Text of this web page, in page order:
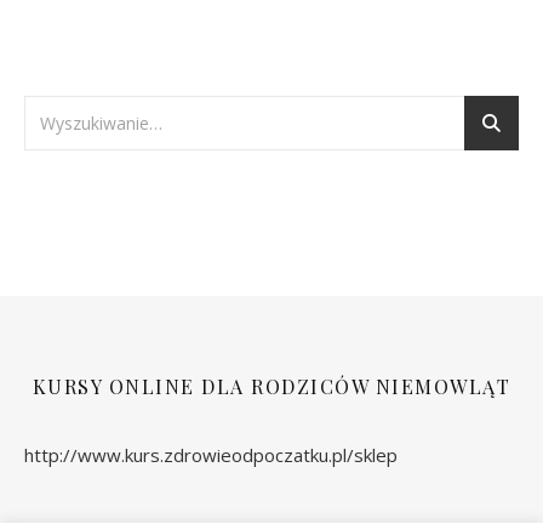
KURSY ONLINE DLA RODZICÓW NIEMOWLĄT
http://www.kurs.zdrowieodpoczatku.pl/sklep